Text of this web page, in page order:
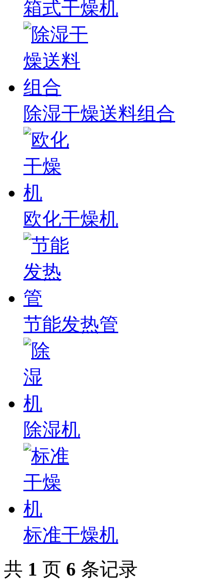
箱式干燥机
除湿干燥送料组合
欧化干燥机
节能发热管
除湿机
标准干燥机
共 1 页 6 条记录